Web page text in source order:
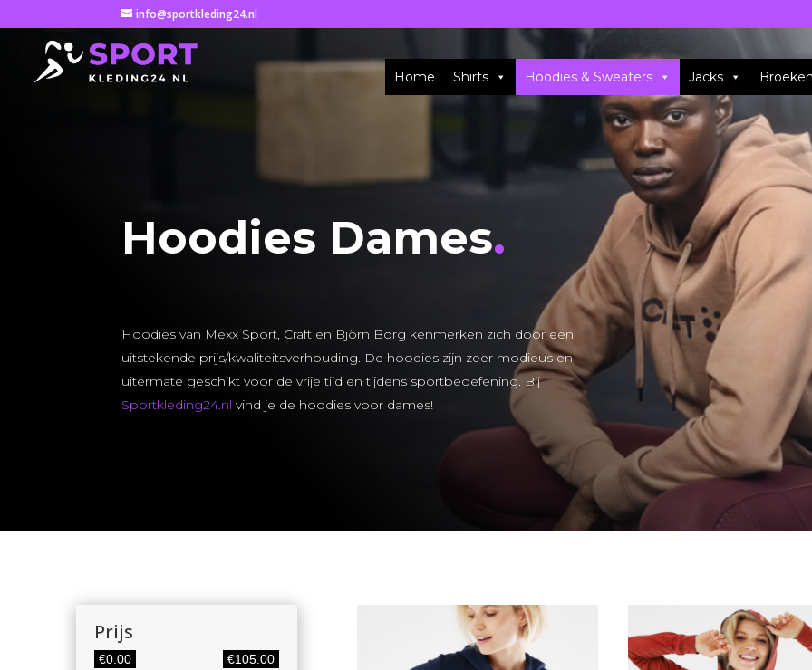
info@sportkleding24.nl
Home Shirts Hoodies & Sweaters Jacks Broeken
Hoodies Dames.
Hoodies van Mexx Sport, Craft en Björn Borg kenmerken zich door een
uitstekende prijs/kwaliteitsverhouding. De hoodies zijn zeer modieus en
uitermate geschikt voor de vrije tijd en tijdens sportbeoefening. Bij
Sportkleding24.nl vind je de hoodies voor dames!
Prijs
€0.00 €105.00